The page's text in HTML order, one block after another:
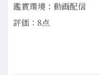
鑑賞環境：動画配信
評価：8点